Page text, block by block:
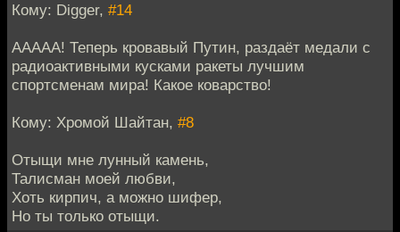
Кому: Digger, #14
ААААА! Теперь кровавый Путин, раздаёт медали с
радиоактивными кусками ракеты лучшим
спортсменам мира! Какое коварство!
Кому: Хромой Шайтан, #8
Отыщи мне лунный камень,
Талисман моей любви,
Хоть кирпич, а можно шифер,
Но ты только отыщи.